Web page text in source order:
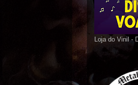
Loja do Vinil -